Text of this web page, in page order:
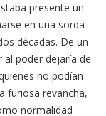
presente un
en una sorda
décadas. De un
al poder dejaría de
no podían
furiosa revancha,
normalidad